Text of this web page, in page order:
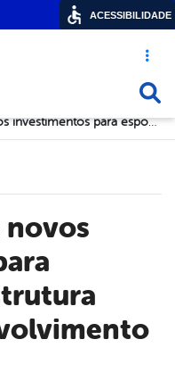
Acesso
Triunfo garante novos investimentos para esporte, infraestrutura hídrica e desenvolvimento rural
ACESSIBILIDADE